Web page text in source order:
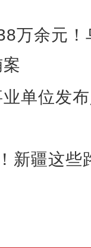
万余元
单位发
新疆这些
鲜花出口俄